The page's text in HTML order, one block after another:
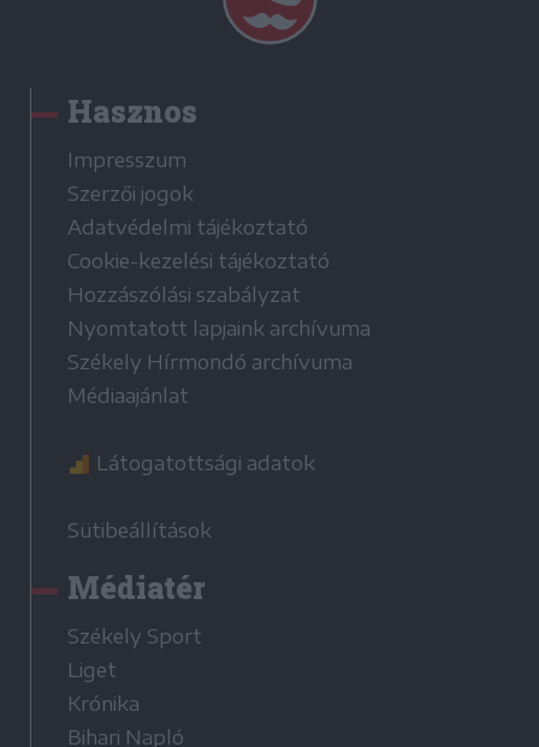
Hasznos
Impresszum
Szerzői jogok
Adatvédelmi tájékoztató
Cookie-kezelési tájékoztató
Hozzászólási szabályzat
Nyomtatott lapjaink archívuma
Székely Hírmondó archívuma
Médiaajánlat
Látogatottsági adatok
Sütibeállítások
Médiatér
Székely Sport
Liget
Krónika
Bihari Napló